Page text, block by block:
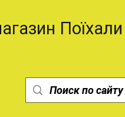
Поїхали